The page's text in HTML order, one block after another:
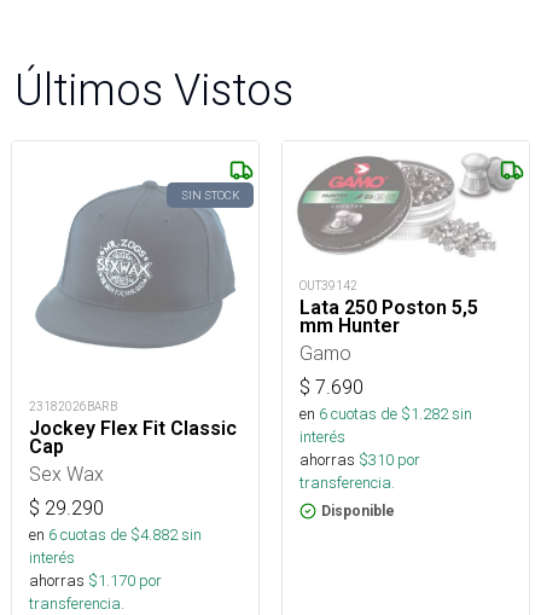
Últimos Vistos
SIN STOCK
23182026BARB
Jockey Flex Fit Classic
Cap
Sex Wax
$ 29.290
en 6cuotas de $4.882sin
interés
ahorras $1.170 por
transferencia.
OUT39142
Lata 250 Poston 5,5
mm Hunter
Gamo
$ 7.690
en 6cuotas de $1.282sin
interés
ahorras $310 por
transferencia.
Disponible